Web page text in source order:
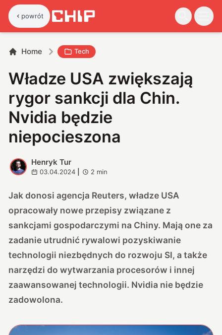
powrót
Home Tech
Władze USA zwiększają
rygor sankcji dla Chin.
Nvidia będzie
niepocieszona
H
Henryk Tur
03.04.2024 2 min
Jak donosi agencja Reuters, władze USA
opracowały nowe przepisy związane z
sankcjami gospodarczymi na Chiny. Mają one za
zadanie utrudnić rywalowi pozyskiwanie
technologii niezbędnych do rozwoju SI, a także
narzędzi do wytwarzania procesorów i innej
zaawansowanej technologii. Nvidia nie będzie
zadowolona.